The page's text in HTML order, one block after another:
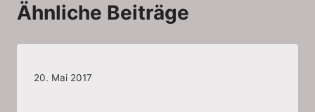
Ähnliche Beiträge
20. Mai 2017